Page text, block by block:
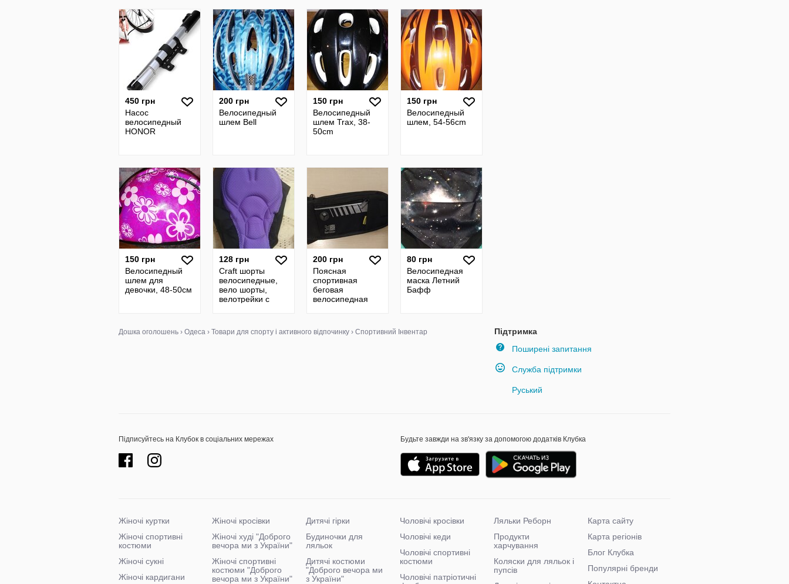
450 грн
Насос
велосипедный
HONOR
200 грн
Велосипедный
шлем Bell
150 грн
Велосипедный
шлем Trax, 38-
50cm
150 грн
Велосипедный
шлем, 54-56cm
150 грн
Велосипедный
шлем для
девочки, 48-50см
128 грн
Craft шорты
велосипедные,
вело шорты,
велотрейки с
200 грн
Поясная
спортивная
беговая
велосипедная
80 грн
Велосипедная
маска Летний
Бафф
Підтримка
Поширені запитання
Служба підтримки
Руський
Дошка оголошень › Одеса › Товари для спорту і активного відпочинку › Спортивний Інвентар
Підписуйтесь на Клубок в соціальних мережах Будьте завжди на зв'язку за допомогою додатків Клубка
Жіночі куртки
Жіночі спортивні
костюми
Жіночі сукні
Жіночі кардигани
Жіночі кросівки
Жіночі худі "Доброго
вечора ми з України"
Жіночі спортивні
костюми "Доброго
вечора ми з України"
Дитячі гірки
Будиночки для
ляльок
Дитячі костюми
"Доброго вечора ми
з України"
Чоловічі кросівки
Чоловічі кеди
Чоловічі спортивні
костюми
Чоловічі патріотичні
Ляльки Реборн
Продукти
харчування
Коляски для ляльок і
пупсів
Карта сайту
Карта регіонів
Блог Клубка
Популярні бренди